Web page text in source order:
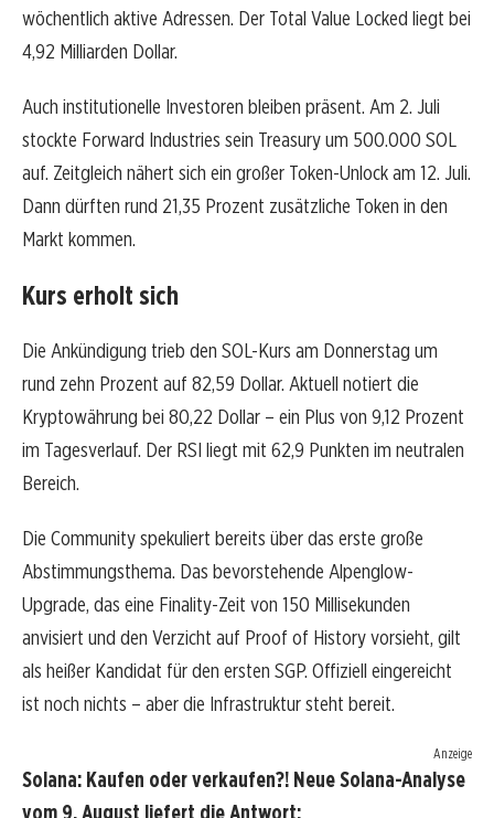
wöchentlich aktive Adressen. Der Total Value Locked liegt bei
4,92 Milliarden Dollar.
Auch institutionelle Investoren bleiben präsent. Am 2. Juli
stockte Forward Industries sein Treasury um 500.000 SOL
auf. Zeitgleich nähert sich ein großer Token-Unlock am 12. Juli.
Dann dürften rund 21,35 Prozent zusätzliche Token in den
Markt kommen.
Kurs erholt sich
Die Ankündigung trieb den SOL-Kurs am Donnerstag um
rund zehn Prozent auf 82,59 Dollar. Aktuell notiert die
Kryptowährung bei 80,22 Dollar – ein Plus von 9,12 Prozent
im Tagesverlauf. Der RSI liegt mit 62,9 Punkten im neutralen
Bereich.
Die Community spekuliert bereits über das erste große
Abstimmungsthema. Das bevorstehende Alpenglow-
Upgrade, das eine Finality-Zeit von 150 Millisekunden
anvisiert und den Verzicht auf Proof of History vorsieht, gilt
als heißer Kandidat für den ersten SGP. Offiziell eingereicht
ist noch nichts – aber die Infrastruktur steht bereit.
Anzeige
Solana: Kaufen oder verkaufen?! Neue Solana-Analyse